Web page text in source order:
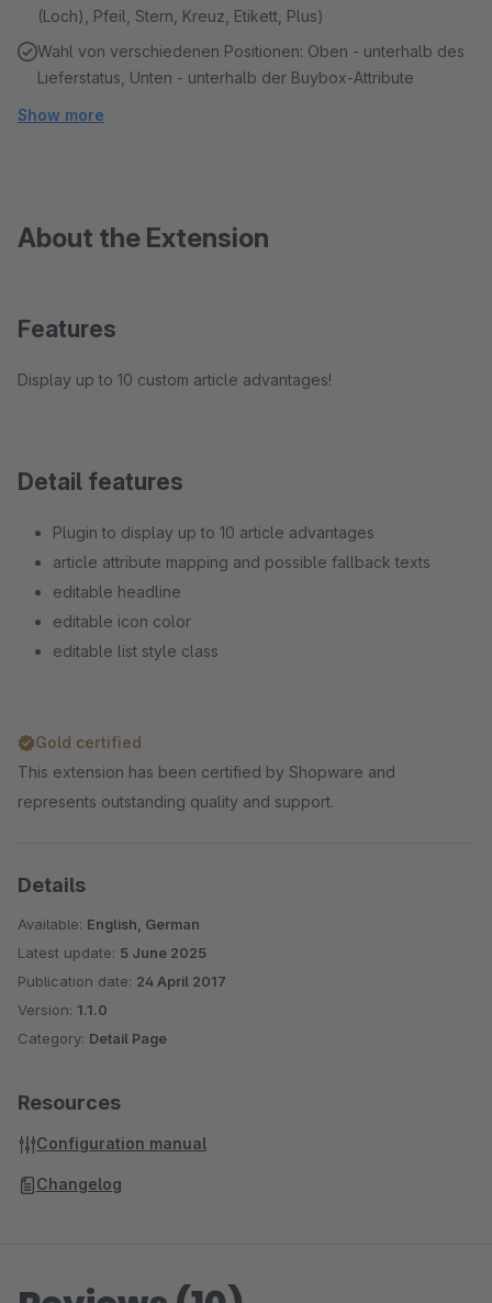
(Loch), Pfeil, Stern, Kreuz, Etikett, Plus)
Wahl von verschiedenen Positionen: Oben - unterhalb des
Lieferstatus, Unten - unterhalb der Buybox-Attribute
Show more
About the Extension
Features
Display up to 10 custom article advantages!
Detail features
Plugin to display up to 10 article advantages
article attribute mapping and possible fallback texts
editable headline
editable icon color
editable list style class
Gold certified
This extension has been certified by Shopware and
represents outstanding quality and support.
Details
Available: English, German
Latest update: 5 June 2025
Publication date: 24 April 2017
Version: 1.1.0
Category: Detail Page
Resources
Configuration manual
Changelog